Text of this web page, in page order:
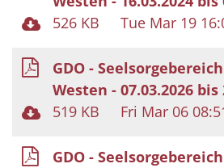
526 KB
Tue Mar 19
GDO -
Westen - 07.03.2026 bis
519 KB
Fri Mar 06
GDO -